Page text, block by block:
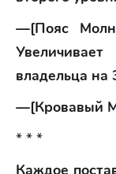
—[Пояс
владельца на
—[Кровавый
* * *
Каждое